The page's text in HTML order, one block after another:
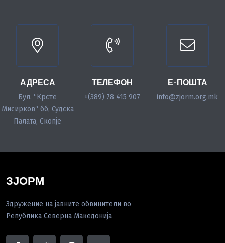
АДРЕСА
Бул. “Крсте
Мисирков“ бб, Судска
Палата, Скопје
ТЕЛЕФОН
+(389) 78 415 907
Е-ПОШТА
info@zjorm.org.mk
ЗЈОРМ
Здружение на јавните обвинители во
Република Северна Македонија